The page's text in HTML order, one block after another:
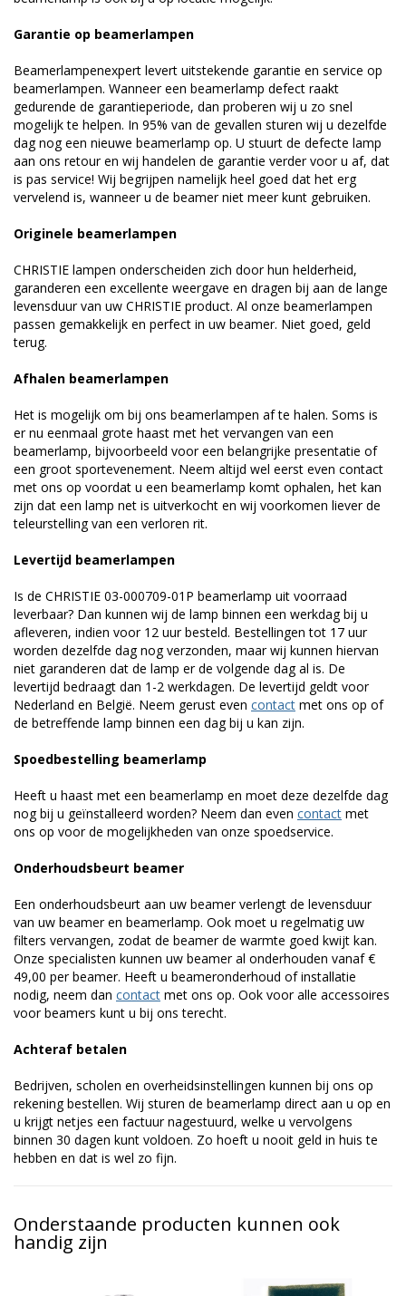
Garantie op beamerlampen
Beamerlampenexpert levert uitstekende garantie en service op
beamerlampen. Wanneer een beamerlamp defect raakt
gedurende de garantieperiode, dan proberen wij u zo snel
mogelijk te helpen. In 95% van de gevallen sturen wij u dezelfde
dag nog een nieuwe beamerlamp op. U stuurt de defecte lamp
aan ons retour en wij handelen de garantie verder voor u af, dat
is pas service! Wij begrijpen namelijk heel goed dat het erg
vervelend is, wanneer u de beamer niet meer kunt gebruiken.
Originele beamerlampen
CHRISTIE lampen onderscheiden zich door hun helderheid,
garanderen een excellente weergave en dragen bij aan de lange
levensduur van uw CHRISTIE product. Al onze beamerlampen
passen gemakkelijk en perfect in uw beamer. Niet goed, geld
terug.
Afhalen beamerlampen
Het is mogelijk om bij ons beamerlampen af te halen. Soms is
er nu eenmaal grote haast met het vervangen van een
beamerlamp, bijvoorbeeld voor een belangrijke presentatie of
een groot sportevenement. Neem altijd wel eerst even contact
met ons op voordat u een beamerlamp komt ophalen, het kan
zijn dat een lamp net is uitverkocht en wij voorkomen liever de
teleurstelling van een verloren rit.
Levertijd beamerlampen
Is de CHRISTIE 03-000709-01P beamerlamp uit voorraad
leverbaar? Dan kunnen wij de lamp binnen een werkdag bij u
afleveren, indien voor 12 uur besteld. Bestellingen tot 17 uur
worden dezelfde dag nog verzonden, maar wij kunnen hiervan
niet garanderen dat de lamp er de volgende dag al is. De
levertijd bedraagt dan 1-2 werkdagen. De levertijd geldt voor
Nederland en België. Neem gerust even contact met ons op of
de betreffende lamp binnen een dag bij u kan zijn.
Spoedbestelling beamerlamp
Heeft u haast met een beamerlamp en moet deze dezelfde dag
nog bij u geïnstalleerd worden? Neem dan even contact met
ons op voor de mogelijkheden van onze spoedservice.
Onderhoudsbeurt beamer
Een onderhoudsbeurt aan uw beamer verlengt de levensduur
van uw beamer en beamerlamp. Ook moet u regelmatig uw
filters vervangen, zodat de beamer de warmte goed kwijt kan.
Onze specialisten kunnen uw beamer al onderhouden vanaf €
49,00 per beamer. Heeft u beameronderhoud of installatie
nodig, neem dan contact met ons op. Ook voor alle accessoires
voor beamers kunt u bij ons terecht.
Achteraf betalen
Bedrijven, scholen en overheidsinstellingen kunnen bij ons op
rekening bestellen. Wij sturen de beamerlamp direct aan u op en
u krijgt netjes een factuur nagestuurd, welke u vervolgens
binnen 30 dagen kunt voldoen. Zo hoeft u nooit geld in huis te
hebben en dat is wel zo fijn.
Onderstaande producten kunnen ook
handig zijn